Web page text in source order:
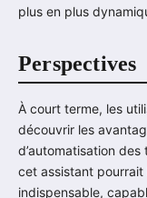
plus en plus
Perspectives
À court terme, les
découvrir les
d’automatisation des
cet assistant
indispensable,